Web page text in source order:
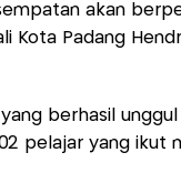
akan
Kota Padang
berhasil
pelajar yang ikut